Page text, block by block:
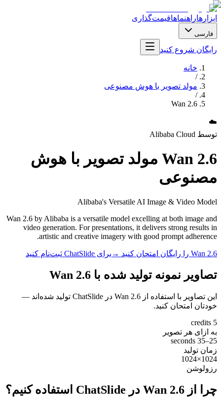
ابزارهاراهنماهاقیمت‌گذاری
فارسی
رایگان شروع کنید
خانه
/
مولد تصویر با هوش مصنوعی
/
Wan 2.6
☁️
توسط Alibaba Cloud
Wan 2.6 مولد تصویر با هوش
مصنوعی
Alibaba's Versatile AI Image & Video Model
Wan 2.6 by Alibaba is a versatile model excelling at both image and
video generation. For presentations, it delivers strong results in
artistic and creative imagery with good prompt adherence.
Wan 2.6 را رایگان امتحان کنید → برای ChatSlide ثبت‌نام کنید
تصاویر نمونه تولید شده با Wan 2.6
این تصاویر با استفاده از Wan 2.6 در ChatSlide تولید شده‌اند —
خودتان امتحان کنید.
5 credits
به ازای هر تصویر
25–35 seconds
زمان تولید
1024×1024
رزولوشن
چرا از Wan 2.6 در ChatSlide استفاده کنیم؟